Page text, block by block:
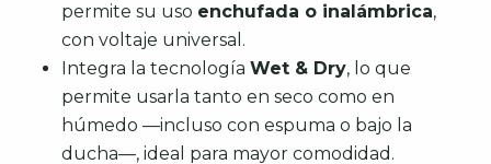
permite su uso enchufada o inalámbrica,
con voltaje universal.
Integra la tecnología Wet & Dry, lo que
permite usarla tanto en seco como en
húmedo —incluso con espuma o bajo la
ducha—, ideal para mayor comodidad.